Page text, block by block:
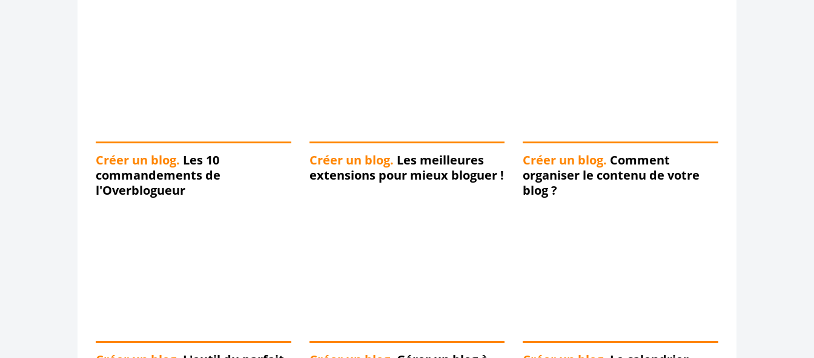
Créer un blog. Les 10
commandements de
l'Overblogueur
Créer un blog. Les meilleures
extensions pour mieux bloguer !
Créer un blog. Comment
organiser le contenu de votre
blog ?